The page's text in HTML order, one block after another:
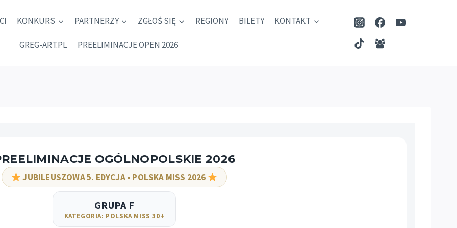
KONKURS PARTNERZY ZGŁOŚ SIĘ REGIONY BILETY KONTAKT
GREG-ART.PL PREELIMINACJE OPEN 2026
OGÓLNOPOLSKIE 2026
JUBILEUSZOWA 5. EDYCJA • POLSKA MISS 2026
GRUPA F
KATEGORIA: POLSKA MISS 30+